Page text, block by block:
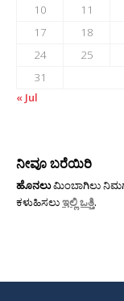
10
11
17
18
24
25
31
« Jul
ನೀವೂ ಬರೆಯಿರಿ
ಹೊನಲುಮಿಂಬಾಗಿಲು
ಕಳುಹಿಸಲುಇಲ್ಲಿ ಒತ್ತಿ.